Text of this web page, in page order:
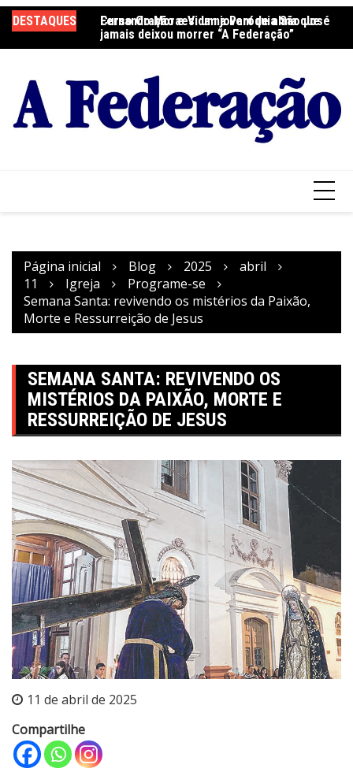
para
o
DESTAQUES
Fernando Moraes: um jovem de alma que
jamais deixou morrer “A Federação”
Curso Oração e Vida na Paróquia São José
Página inicial Blog 2025
abril
11
Igreja
Programe-se
Semana Santa: revivendo os mistérios da Paixão,
Morte e Ressurreição de Jesus
SEMANA SANTA: REVIVENDO OS
MISTÉRIOS DA PAIXÃO, MORTE E
RESSURREIÇÃO DE JESUS
11 de abril de 2025
Compartilhe